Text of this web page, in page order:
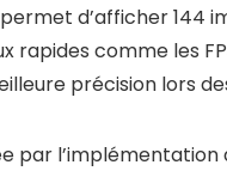
d’afficher 144
rapides comme les
précision lors
par l’implémentation